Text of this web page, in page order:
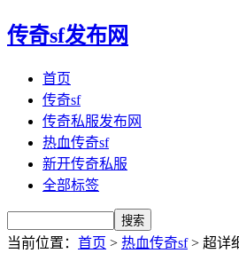
传奇sf发布网
首页
传奇sf
传奇私服发布网
热血传奇sf
新开传奇私服
全部标签
当前位置： 首页 > 热血传奇sf> 超详